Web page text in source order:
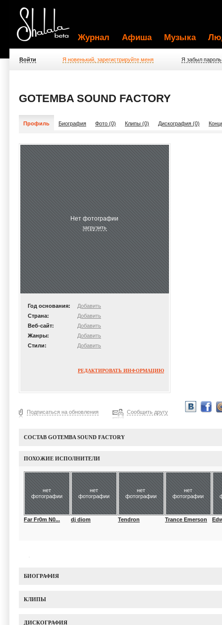
Журнал Афиша Музыка
Войти Я новенький, зарегистрируйте меня Я забыл пароль
GOTEMBA SOUND FACTORY
Профиль Биография Фото (0) Клипы (0) Дискография (0)
Нет фотографии
загрузить
Год основания:
Добавить
Страна:
Добавить
Веб-сайт:
Добавить
Жанры:
Добавить
Стили:
Добавить
РЕДАКТИРОВАТЬ ИНФОРМАЦИЮ
Подписаться на обновления Сообщить другу
СОСТАВ GOTEMBA SOUND FACTORY
ПОХОЖИЕ ИСПОЛНИТЕЛИ
нет
фотографии
Far Fr0m N0...
нет
фотографии
dj diom
нет
фотографии
Tendron
нет
фотографии
Trance Emerson
БИОГРАФИЯ
КЛИПЫ
ДИСКОГРАФИЯ